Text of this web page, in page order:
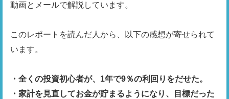
動画とメールで解説しています。
このレポートを読んだ人から、以下の感想が寄せられて
います。
・全くの投資初心者が、1年で9％の利回りをだせた。
・家計を見直してお金が貯まるようになり、目標だった